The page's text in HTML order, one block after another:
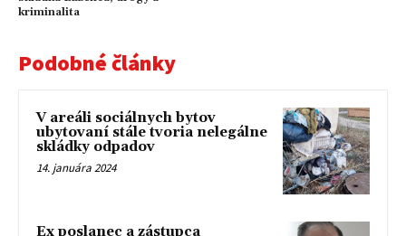
kriminalita
Podobné články
V areáli sociálnych bytov
ubytovaní stále tvoria nelegálne
skládky odpadov
14. januára 2024
Ex poslanec a zástupca